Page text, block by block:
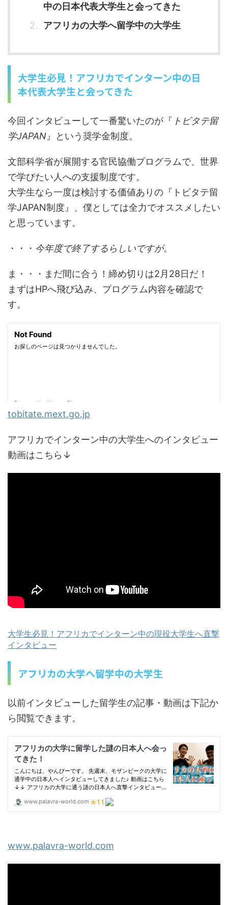
中の日本代表大学生と会ってきた
アフリカの大学へ留学中の大学生
大学生必見！アフリカでインターン中の日
本代表大学生と会ってきた
今回インタビューして一番驚いたのが『 トビタテ留
学JAPAN 』という奨学金制度。
文部科学省が展開する官民協働プログラムで、世界
で学びたい人への支援制度です。
大学生なら一度は検討する価値ありの『トビタテ留
学JAPAN制度』、僕としては全力でオススメしたい
と思っています。
・・・ 今年度で終了するらしいですが。
ま・・・まだ間に合う！締め切りは2月28日だ！
まずはHPへ飛び込み、プログラム内容を確認で
す。
tobitate.mext.go.jp
アフリカでインターン中の大学生へのインタビュー
動画はこちら↓
大学生必見！アフリカでインターン中の現役大学生へ直撃
インタビュー
アフリカの大学へ留学中の大学生
以前インタビューした留学生の記事・動画は下記か
ら閲覧できます。
www.palavra-world.com